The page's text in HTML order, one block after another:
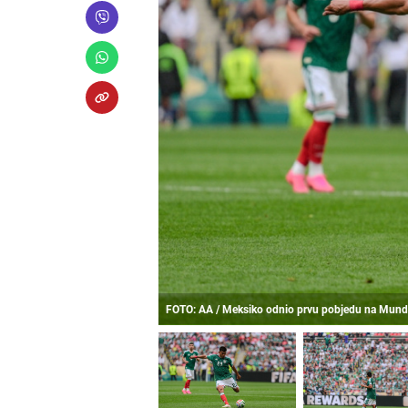
FOTO: AA / Meksiko odnio prvu pobjedu na